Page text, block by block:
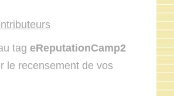
tag eReputationCamp2
le recensement de vos